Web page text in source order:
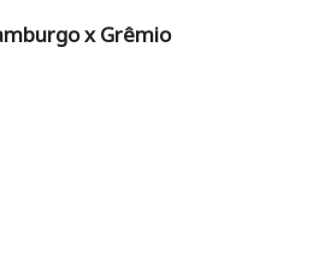
x Grêmio